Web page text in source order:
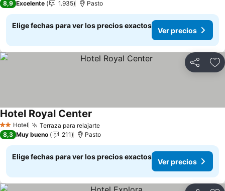
8,9 Excelente 1.935 Pasto
Elige fechas para ver los precios exactos
Ver precios
Compartir
2 Estrellas
Hotel Terraza para relajarteVer precios
Hotel Royal Center
8,3 Muy bueno 211 Pasto
Elige fechas para ver los precios exactos
Ver precios